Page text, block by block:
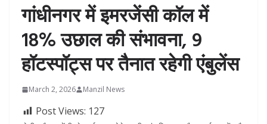
गांधीनगर में इमरजेंसी कॉल में
18% उछाल की संभावना, 9
हॉटस्पॉट्स पर तैनात रहेगी एंबुलेंस
March 2, 2026 Manzil News
Post Views: 127